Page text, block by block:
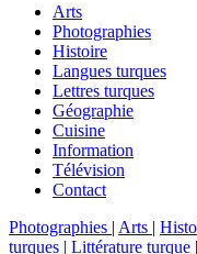
Arts
Photographies
Histoire
Langues turques
Lettres turques
Géographie
Cuisine
Information
Télévision
Contact
Photographies | Arts |
turques | Littérature turque |